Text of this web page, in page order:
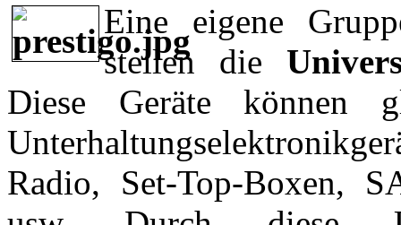
Eine eigene
stellen die
Diese Geräte können
Radio, Set-Top-Boxen,